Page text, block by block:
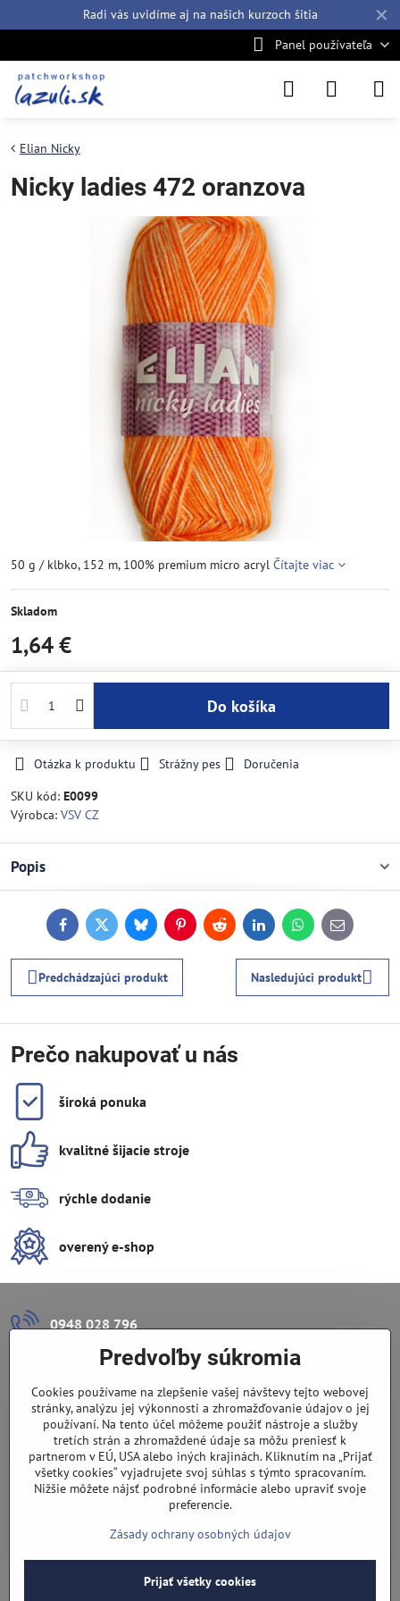
✕
Radi vás uvidíme aj na našich kurzoch šitia
Panel používateľa
Elian Nicky
Nicky ladies 472 oranzova
50 g / klbko, 152 m, 100% premium micro acryl Čítajte viac
Skladom
1,64 €
Do košíka
Otázka k produktu Strážny pes
Doručenia
SKU kód: E0099
Výrobca: VSV CZ
Popis
FacebookTwitterBlueskyPinterestReddit LinkedInWhatsApp
E-
mail
Predchádzajúci produkt Nasledujúci produkt
Prečo nakupovať u nás
široká ponuka
kvalitné šijacie stroje
rýchle dodanie
overený e-shop
0948 028 796
info​@lazuli​.sk
Lazuli s​.r​.o​.
Predajňa
Nové Zámky, Pri gymnáziu 6
(slepá ulica), v tesnej blízkosti centra mesta, parkovanie v ulici
©2026Copyright
Predvoľby súkromia
Cookies používame na zlepšenie vašej návštevy tejto webovej
stránky, analýzu jej výkonnosti a zhromažďovanie údajov o jej
používaní. Na tento účel môžeme použiť nástroje a služby
tretích strán a zhromaždené údaje sa môžu preniesť k
partnerom v EÚ, USA alebo iných krajinách. Kliknutím na „Prijať
všetky cookies“ vyjadrujete svoj súhlas s týmto spracovaním.
Nižšie môžete nájsť podrobné informácie alebo upraviť svoje
preferencie.
Zásady ochrany osobných údajov
Prijať všetky cookies